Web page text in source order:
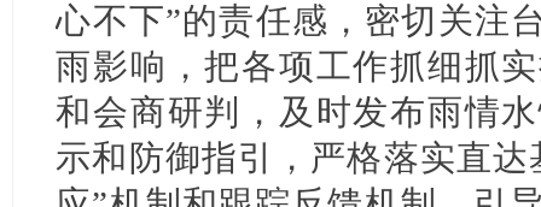
心不下”的责任感，密切关注
雨影响，把各项工作抓细抓
和会商研判，及时发布雨情
示和防御指引，严格落实直